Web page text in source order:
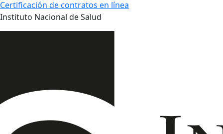
Certificación de contratos en línea
Instituto Nacional de Salud